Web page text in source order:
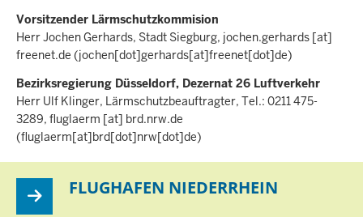
Vorsitzender Lärmschutzkommision
Herr Jochen Gerhards, Stadt Siegburg, jochen.gerhards [at]
freenet.de (jochen[dot]gerhards[at]freenet[dot]de)
Bezirksregierung Düsseldorf, Dezernat 26 Luftverkehr
Herr Ulf Klinger, Lärmschutzbeauftragter, Tel.: 0211 475-
3289, fluglaerm [at] brd.nrw.de
(fluglaerm[at]brd[dot]nrw[dot]de)
FLUGHAFEN NIEDERRHEIN